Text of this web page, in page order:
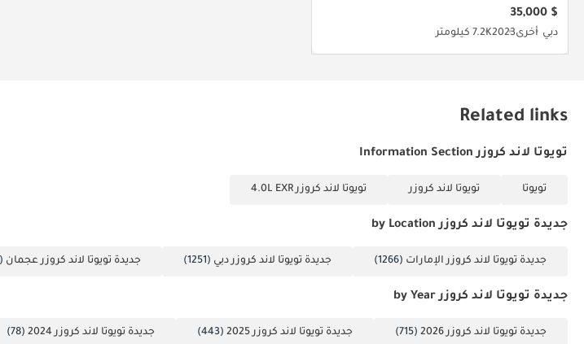
$ 35,000
دبي أخرى20237.2K كيلومتر
Related links
تويوتا لاند كروزر Information Section
تويوتا تويوتا لاند كروزر تويوتا لاند كروزر 4.0L EXR
جديدة تويوتا لاند كروزر by Location
جديدة تويوتا لاند كروزر الإمارات (1266) جديدة تويوتا لاند كروزر دبي (1251) جديدة تويوتا لاند كروزر عجمان (8)
جديدة تويوتا لاند كروزر by Year
جديدة تويوتا لاند كروزر 2026 (715) جديدة تويوتا لاند كروزر 2025 (443) جديدة تويوتا لاند كروزر 2024 (78)